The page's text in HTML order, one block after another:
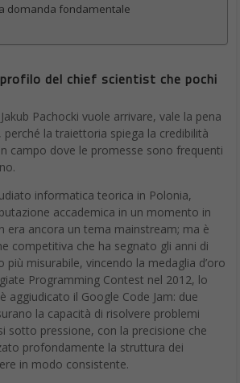
domanda fondamentale
profilo del chief scientist che pochi
Pachocki vuole arrivare, vale la pena
perché la traiettoria spiega la credibilità
campo dove le promesse sono frequenti
informatica teorica in Polonia,
accademica in un momento in
era ancora un tema mainstream; ma è
competitiva che ha segnato gli anni di
misurabile, vincendo la medaglia d’oro
Programming Contest nel 2012, lo
aggiudicato il Google Code Jam: due
la capacità di risolvere problemi
sotto pressione, con la precisione che
profondamente la struttura dei
in modo consistente.